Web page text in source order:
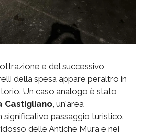
e del successivo
della spesa appare peraltro in
Un caso analogo è stato
Castigliano, un'area
significativo passaggio turistico.
delle Antiche Mura e nei